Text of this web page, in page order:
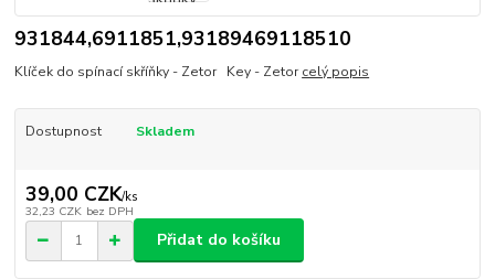
931844,6911851,93189469118510
Klíček do spínací skříňky - Zetor Key - Zetorcelý popis
Dostupnost Skladem
39,00 CZK/ks
32,23 CZK bez DPH
Přidat do košíku